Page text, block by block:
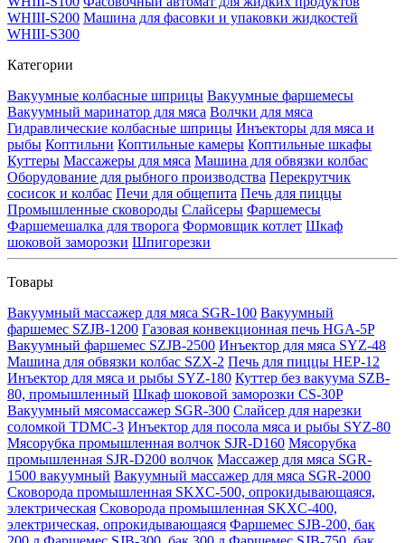
WHIII-S200 Машина для фасовки и упаковки жидкостей
WHIII-S300
Категории
Вакуумные колбасные шприцы Вакуумные фаршемесы
Вакуумный маринатор для мяса Волчки для мяса
Гидравлические колбасные шприцы Инъекторы для мяса и
рыбы Коптильни Коптильные камеры Коптильные шкафы
Куттеры Массажеры для мяса Машина для обвязки колбас
Оборудование для рыбного производства Перекрутчик
сосисок и колбас Печи для общепита Печь для пиццы
Промышленные сковороды Слайсеры Фаршемесы
Фаршемешалка для творога Формовщик котлет Шкаф
шоковой заморозки Шпигорезки
Товары
Вакуумный массажер для мяса SGR-100 Вакуумный
фаршемес SZJB-1200 Газовая конвекционная печь HGA-5P
Вакуумный фаршемес SZJB-2500 Инъектор для мяса SYZ-48
Машина для обвязки колбас SZX-2 Печь для пиццы HEP-12
Инъектор для мяса и рыбы SYZ-180 Куттер без вакуума SZB-
80, промышленный Шкаф шоковой заморозки CS-30P
Вакуумный мясомассажер SGR-300 Слайсер для нарезки
соломкой TDMC-3 Инъектор для посола мяса и рыбы SYZ-80
Мясорубка промышленная волчок SJR-D160 Мясорубка
промышленная SJR-D200 волчок Массажер для мяса SGR-
1500 вакуумный Вакуумный массажер для мяса SGR-2000
Сковорода промышленная SKXC-500, опрокидывающаяся,
электрическая Сковорода промышленная SKXC-400,
электрическая, опрокидывающаяся Фаршемес SJB-200, бак